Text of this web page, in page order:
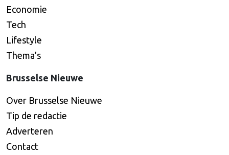
Economie
Tech
Lifestyle
Thema’s
Brusselse Nieuwe
Over Brusselse Nieuwe
Tip de redactie
Adverteren
Contact